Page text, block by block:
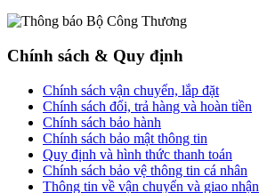
Chính sách & Quy định
Chính sách vận chuyển, lắp đặt
Chính sách đổi, trả hàng và hoàn tiền
Chính sách bảo hành
Chính sách bảo mật thông tin
Quy định và hình thức thanh toán
Chính sách bảo vệ thông tin cá nhân
Thông tin về vận chuyển và giao nhận